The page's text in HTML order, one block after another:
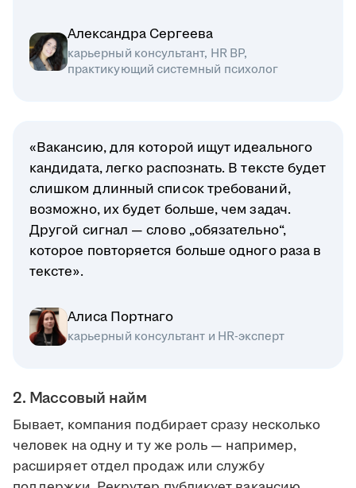
Александра Сергеева
карьерный консультант, HR BP,
практикующий системный психолог
«Вакансию, для которой ищут идеального
кандидата, легко распознать. В тексте будет
слишком длинный список требований,
возможно, их будет больше, чем задач.
Другой сигнал — слово „обязательно“,
которое повторяется больше одного раза в
тексте».
Алиса Портнаго
карьерный консультант и HR-эксперт
2. Массовый найм
Бывает, компания подбирает сразу несколько
человек на одну и ту же роль — например,
расширяет отдел продаж или службу